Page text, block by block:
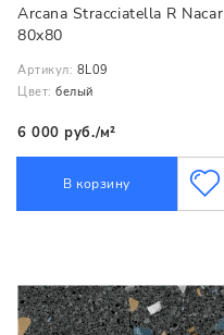
Arcana Stracciatella R Nacar
80x80
Артикул: 8L09
Цвет: белый
6 000 руб./м²
В корзину